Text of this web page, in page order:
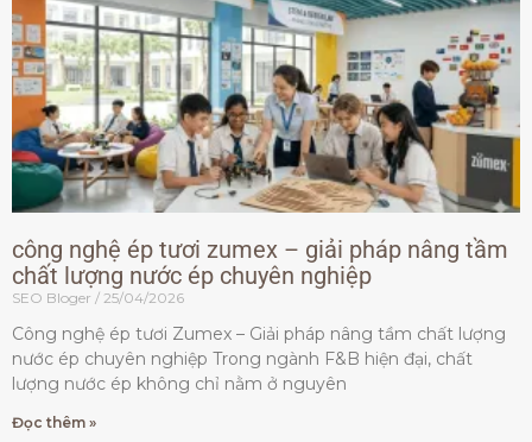
công nghệ ép tươi zumex – giải pháp nâng tầm
chất lượng nước ép chuyên nghiệp
SEO Bloger 25/04/2026
Công nghệ ép tươi Zumex – Giải pháp nâng tầm chất lượng
nước ép chuyên nghiệp Trong ngành F&B hiện đại, chất
lượng nước ép không chỉ nằm ở nguyên
Đọc thêm »